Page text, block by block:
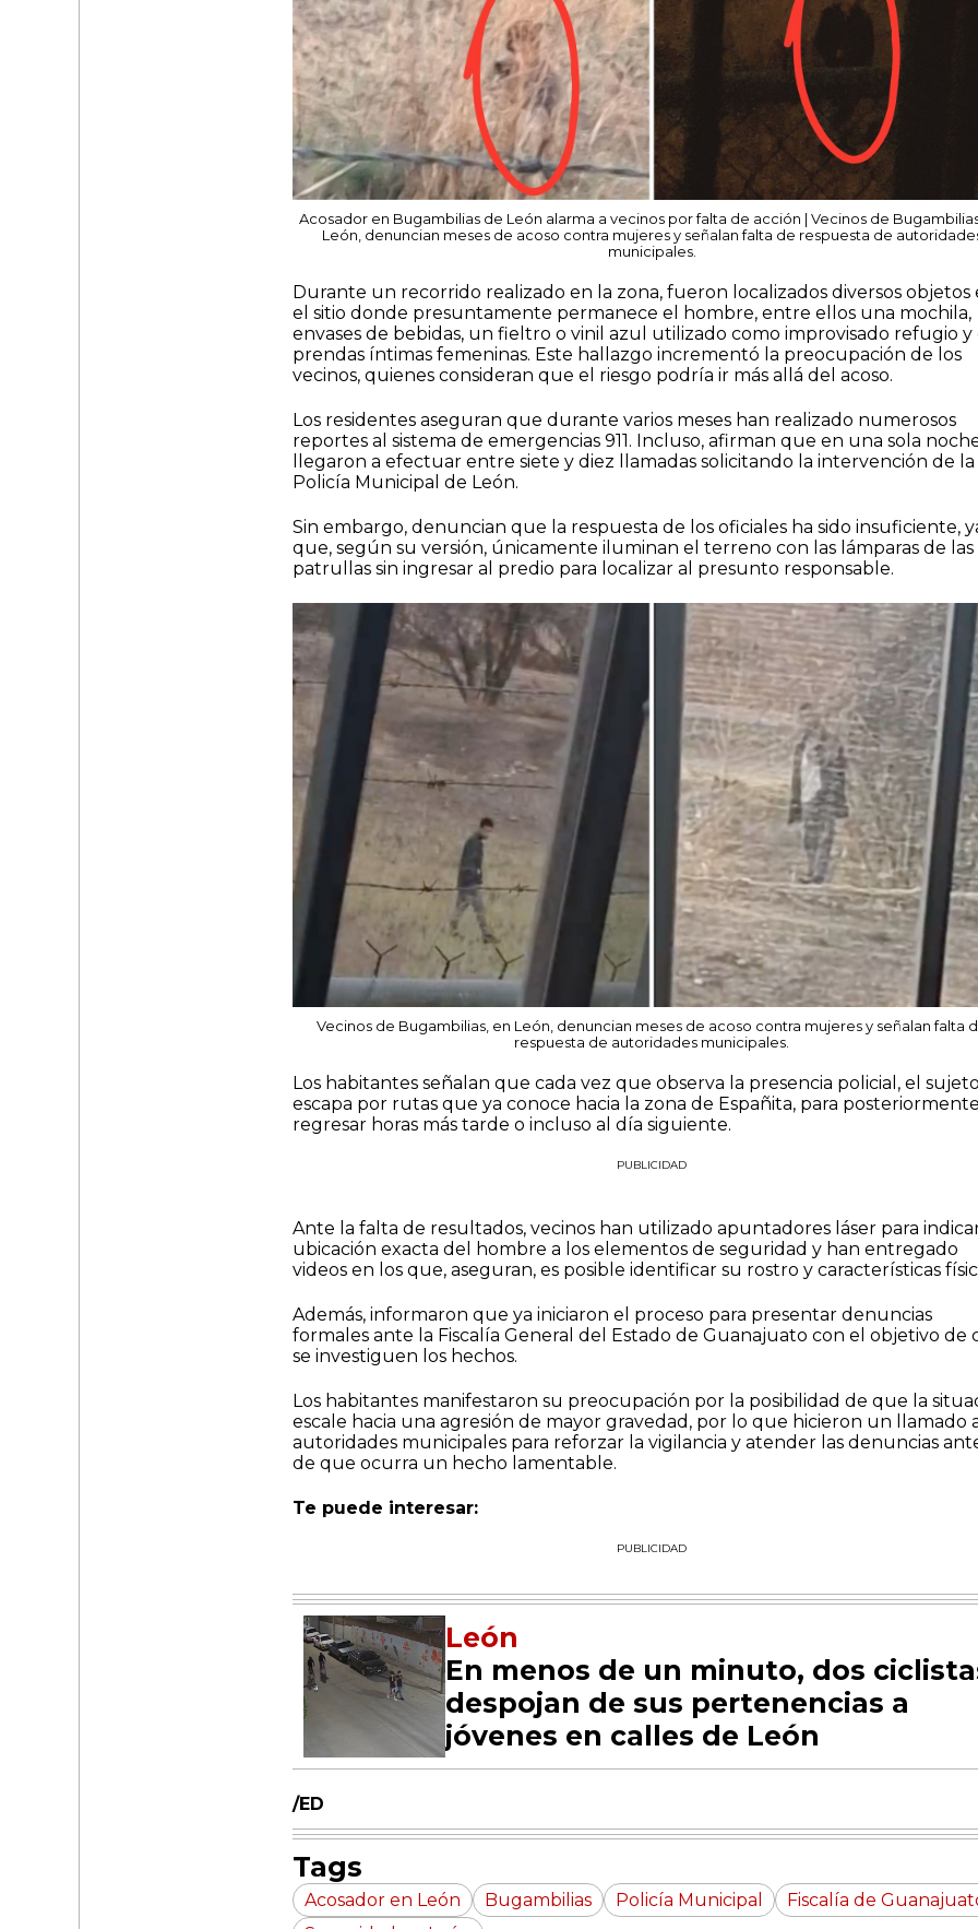
Acosador en Bugambilias de León alarma a vecinos por falta de acción | Vecinos de
León, denuncian meses de acoso contra mujeres y señalan falta de respuesta de
municipales.
Durante un recorrido realizado en la zona, fueron localizados diversos objetos
el sitio donde presuntamente permanece el hombre, entre ellos una mochila,
envases de bebidas, un fieltro o vinil azul utilizado como improvisado refugio y
prendas íntimas femeninas. Este hallazgo incrementó la preocupación de los
vecinos, quienes consideran que el riesgo podría ir más allá del acoso.
Los residentes aseguran que durante varios meses han realizado numerosos
reportes al sistema de emergencias 911. Incluso, afirman que en una sola
llegaron a efectuar entre siete y diez llamadas solicitando la intervención de la
Policía Municipal de León.
Sin embargo, denuncian que la respuesta de los oficiales ha sido insuficiente,
que, según su versión, únicamente iluminan el terreno con las lámparas de las
patrullas sin ingresar al predio para localizar al presunto responsable.
Vecinos de Bugambilias, en León, denuncian meses de acoso contra mujeres y señalan falta
respuesta de autoridades municipales.
Los habitantes señalan que cada vez que observa la presencia policial, el
escapa por rutas que ya conoce hacia la zona de Españita, para
regresar horas más tarde o incluso al día siguiente.
PUBLICIDAD
Ante la falta de resultados, vecinos han utilizado apuntadores láser para
ubicación exacta del hombre a los elementos de seguridad y han entregado
videos en los que, aseguran, es posible identificar su rostro y características
Además, informaron que ya iniciaron el proceso para presentar denuncias
formales ante la Fiscalía General del Estado de Guanajuato con el objetivo de
se investiguen los hechos.
Los habitantes manifestaron su preocupación por la posibilidad de que la
escale hacia una agresión de mayor gravedad, por lo que hicieron un llamado
autoridades municipales para reforzar la vigilancia y atender las denuncias
de que ocurra un hecho lamentable.
Te puede interesar:
PUBLICIDAD
León
En menos de un minuto, dos
despojan de sus pertenencias a
jóvenes en calles de León
/ED
Tags
Acosador en León Bugambilias Policía Municipal
Fiscalía de